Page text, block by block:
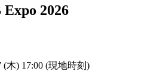
2026
(木) 17:00 (現地時刻)